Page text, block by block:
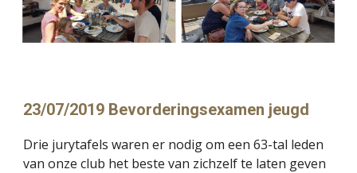
23/07/2019 Bevorderingsexamen jeugd
Drie jurytafels waren er nodig om een 63-tal leden
van onze club het beste van zichzelf te laten geven